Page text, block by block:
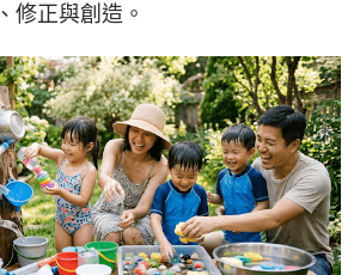
修正與創造。